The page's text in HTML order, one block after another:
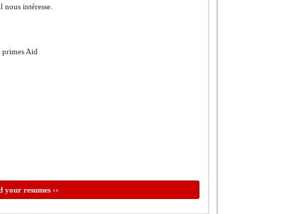
intéresse.
primes Aid
your resumes ‹‹